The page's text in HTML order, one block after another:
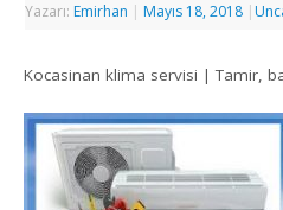
Yazarı: Emirhan | Mayıs 18, 2018 |
Kocasinan klima servisi | Tamir,